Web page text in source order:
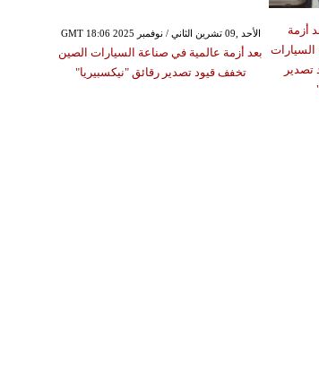
GMT 18:06 2025 الأحد ,09 تشرين الثاني / نوفمبر
بعد أزمة عالمية في صناعة السيارات الصين
تخفف قيود تصدير رقائق "نيكسبيريا"